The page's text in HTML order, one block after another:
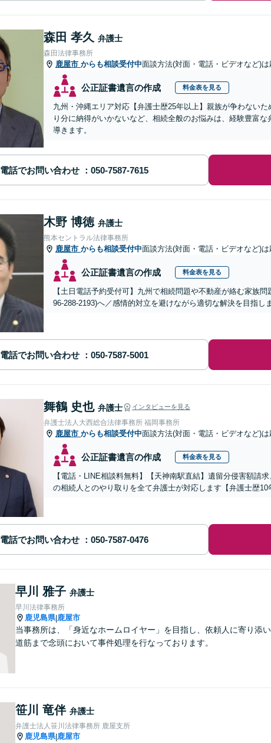
森田 孝久 弁護士
森田法律事務所
鹿屋市 からも相談受付中面談方法(対面・電話・ビデオなど)は
公正証書遺言の作成 料金表を見る
九州・沖縄エリア対応【弁護士歴25年以上】親族が争わない
り分に納得がいかないなど、相続全般のお悩みは、経験豊富
導きます。
電話でお問い合わせ
木野 博徳 弁護士
熊本セントラル法律事務所
鹿屋市 からも相談受付中面談方法(対面・電話・ビデオなど)は
公正証書遺言の作成 料金表を見る
【土日電話予約受付可】九州で相続問題や不動産が絡む家族
96-288-2193)へ／感情的対立を避けながら適切な解決を目指し
電話でお問い合わせ
舞鶴 史也 弁護士 インタビューを見る
弁護士法人大西総合法律事務所 福岡事務所
鹿屋市 からも相談受付中面談方法(対面・電話・ビデオなど)は
公正証書遺言の作成 料金表を見る
【電話・LINE相談料無料】【天神南駅直結】遺留分侵害額請
の相続人とのやり取りを全て弁護士が対応します【弁護士歴10
電話でお問い合わせ
早川 雅子 弁護士
早川法律事務所
鹿児島県|鹿屋市
当事務所は、「身近なホームロイヤー」を目指し、依頼人に寄り添
道筋まで念頭において事件処理を行なっております。
笹川 竜伴 弁護士
弁護士法人笹川法律事務所 鹿屋支所
鹿児島県|鹿屋市